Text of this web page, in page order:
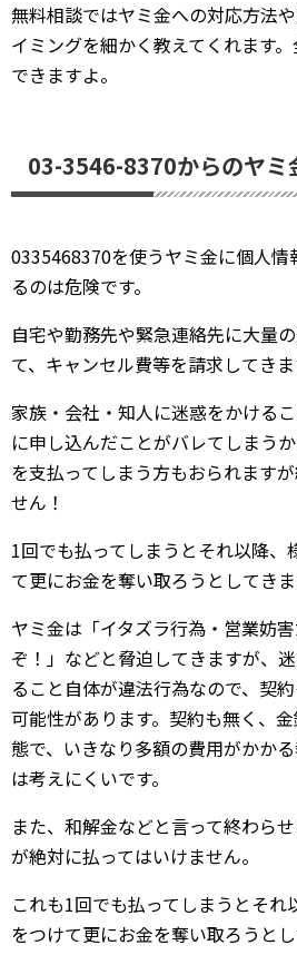
無料相談ではヤミ金への対応方法
イミングを細かく教えてくれます
できますよ。
03-3546-8370からのヤミ
0335468370を使うヤミ金に個人
るのは危険です。
自宅や勤務先や緊急連絡先に大量
て、キャンセル費等を請求してきま
家族・会社・知人に迷惑をかける
に申し込んだことがバレてしまう
を支払ってしまう方もおられます
せん！
1回でも払ってしまうとそれ以降、
て更にお金を奪い取ろうとしてきま
ヤミ金は「イタズラ行為・営業妨
ぞ！」などと脅迫してきますが、
ること自体が違法行為なので、契
可能性があります。契約も無く、
態で、いきなり多額の費用がかか
は考えにくいです。
また、和解金などと言って終わら
が絶対に払ってはいけません。
これも1回でも払ってしまうとそれ
をつけて更にお金を奪い取ろうとし